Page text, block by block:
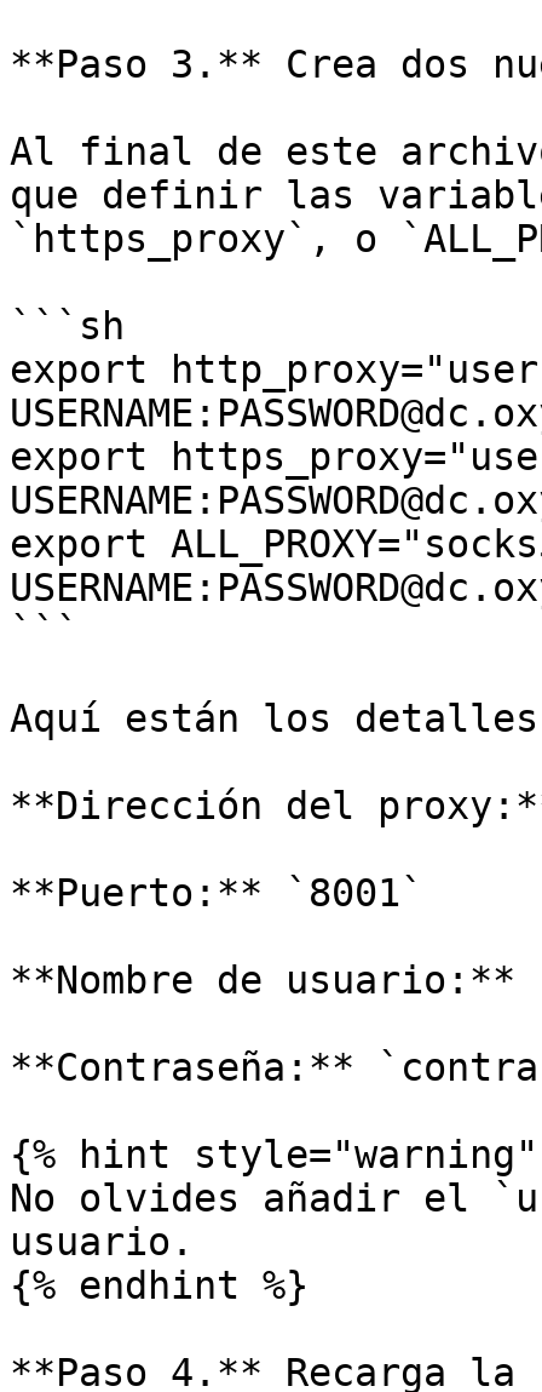
**Paso 3.** Crea dos
Al final de este
que definir las
`https_proxy`, o
```sh
export
export
export
```
Aquí están los
**Dirección del
**Puerto:** `8001`
**Nombre de usuario:**
**Contraseña:**
{% hint style="warning"
No olvides añadir el
usuario.
{% endhint %}
**Paso 4.** Recarga la